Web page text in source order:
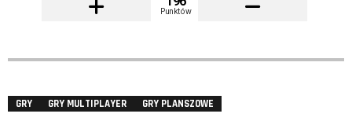
Punktów
GRY GRY MULTIPLAYER GRY PLANSZOWE